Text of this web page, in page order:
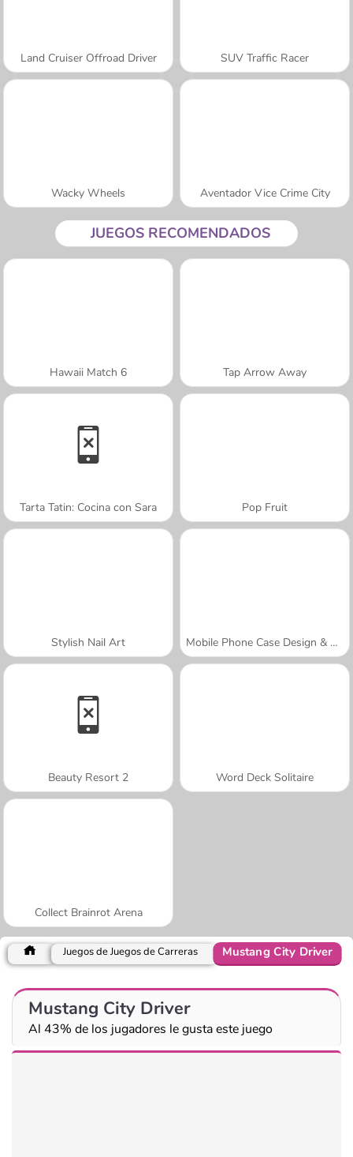
Land Cruiser Offroad Driver SUV Traffic Racer
Wacky Wheels Aventador Vice Crime City
JUEGOS RECOMENDADOS
Hawaii Match 6 Tap Arrow Away
Tarta Tatin: Cocina con Sara Pop Fruit
Stylish Nail Art Mobile Phone Case Design & DIY
Beauty Resort 2 Word Deck Solitaire
Collect Brainrot Arena
Juegos de Juegos de Carreras Mustang City Driver
Mustang City Driver
Al 43% de los jugadores le gusta este juego